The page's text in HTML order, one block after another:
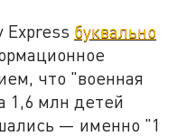
Express буквально
что "военная
1,6 млн детей
— именно "1